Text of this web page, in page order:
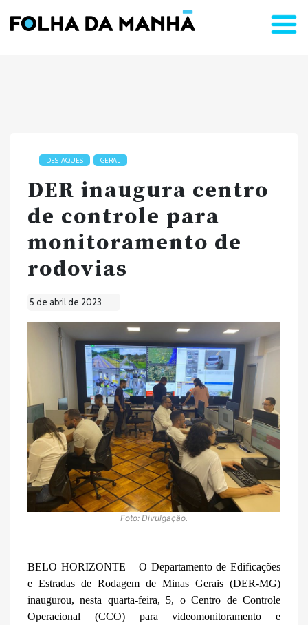
DESTAQUES GERAL
DER inaugura centro
de controle para
monitoramento de
rodovias
5 de abril de 2023
Foto: Divulgação.
BELO HORIZONTE – O Departamento de Edificações
e Estradas de Rodagem de Minas Gerais (DER-MG)
inaugurou, nesta quarta-feira, 5, o Centro de Controle
Operacional (CCO) para videomonitoramento e